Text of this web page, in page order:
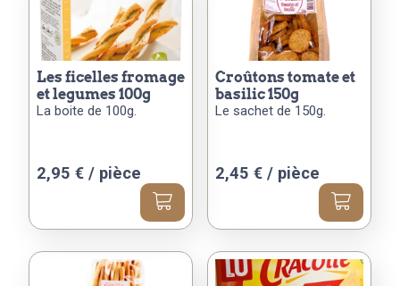
les ficelles fromage
et legumes 100g
La boite de 100g.
2,95 € / pièce
croûtons tomate et
basilic 150g
Le sachet de 150g.
2,45 € / pièce